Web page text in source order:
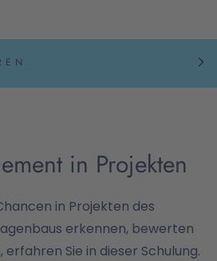
in Projekten
in Projekten des
erkennen, bewerten
Sie in dieser Schulung.